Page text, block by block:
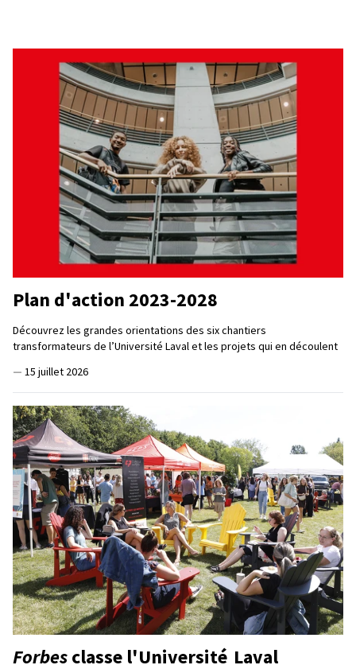
Plan d'action 2023-2028
Découvrez les grandes orientations des six chantiers
transformateurs de l’Université Laval et les projets qui en découlent
— 15 juillet 2026
Forbesclasse l'Université Laval